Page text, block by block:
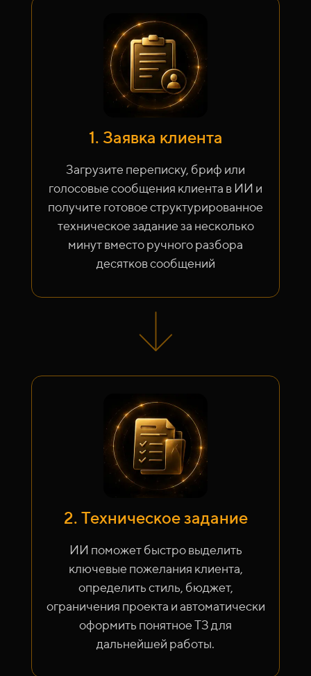
1. Заявка клиента
Загрузите переписку, бриф или
голосовые сообщения клиента в ИИ и
получите готовое структурированное
техническое задание за несколько
минут вместо ручного разбора
десятков сообщений
2. Техническое задание
ИИ поможет быстро выделить
ключевые пожелания клиента,
определить стиль, бюджет,
ограничения проекта и автоматически
оформить понятное ТЗ для
дальнейшей работы.